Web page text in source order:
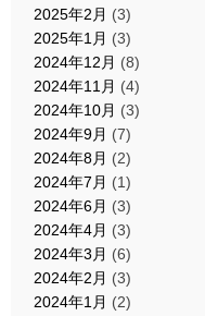
2025年2月 (3)
2025年1月 (3)
2024年12月 (8)
2024年11月 (4)
2024年10月 (3)
2024年9月 (7)
2024年8月 (2)
2024年7月 (1)
2024年6月 (3)
2024年4月 (3)
2024年3月 (6)
2024年2月 (3)
2024年1月 (2)